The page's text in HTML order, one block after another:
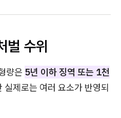
벌 수위
량은 5년 이하 징역 또는 1천
실제로는 여러 요소가 반영되